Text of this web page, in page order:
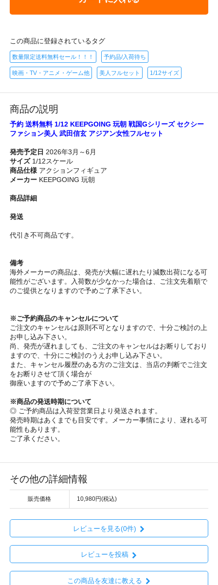
この商品に登録されているタグ
数量限定送料無料セール！！！ 予約品/入荷待ち
映画・TV・アニメ・ゲーム他 美人フルセット 1/12サイズ
商品の説明
予約 送料無料 1/12 KEEPGOING 玩朝 戦国Gシリーズ セクシー
ファション美人 武田信玄 アジアン女性フルセット
発売予定日 2026年3月～6月
サイズ1/12スケール
商品仕様 アクションフィギュア
メーカー KEEPGOING 玩朝
商品詳細
発送
代引き不可商品です。
備考
海外メーカーの商品は、発売が大幅に遅れたり減数出荷になる可
能性がございます。入荷数が少なかった場合は、ご注文先着順で
のご提供となりますので予めご了承下さい。
※ご予約商品のキャンセルについて
ご注文のキャンセルは原則不可となりますので、十分ご検討の上
お申し込み下さい。
尚、発売が遅れましても、ご注文のキャンセルはお断りしており
ますので、十分にご検討のうえお申し込み下さい。
また、キャンセル履歴のある方のご注文は、当店の判断でご注文
をお断りさせて頂く場合が
御座いますので予めご了承下さい。
※商品の発送時期について
◎ ご予約商品は入荷翌営業日より発送されます。
発売時期はあくまでも目安です。メーカー事情により、遅れる可
能性もあります。
ご了承ください。
その他の詳細情報
販売価格 10,980円(税込)
レビューを見る(0件)
レビューを投稿
この商品を友達に教える